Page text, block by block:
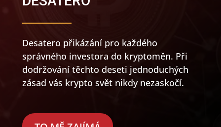
Desatero přikázání pro každého
správného investora do kryptoměn. Při
dodržování těchto deseti jednoduchých
zásad vás krypto svět nikdy nezaskočí.